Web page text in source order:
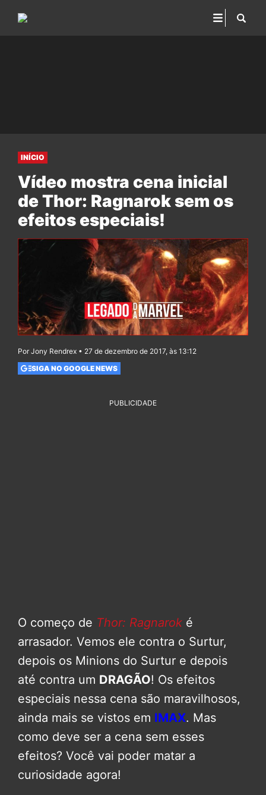
INÍCIO
Vídeo mostra cena inicial
de Thor: Ragnarok sem os
efeitos especiais!
Por Jony Rendrex • 27 de dezembro de 2017, às 13:12
SIGA NO GOOGLE NEWS
PUBLICIDADE
O começo de Thor: Ragnarok é
arrasador. Vemos ele contra o Surtur,
depois os Minions do Surtur e depois
até contra um DRAGÃO! Os efeitos
especiais nessa cena são maravilhosos,
ainda mais se vistos em IMAX. Mas
como deve ser a cena sem esses
efeitos? Você vai poder matar a
curiosidade agora!